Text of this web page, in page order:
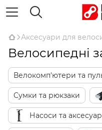
Аксесуари для
Велосипедні
Велокомп'ютери та
Сумки та рюкзаки
Насоси та